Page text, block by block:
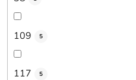
109 5
117 5